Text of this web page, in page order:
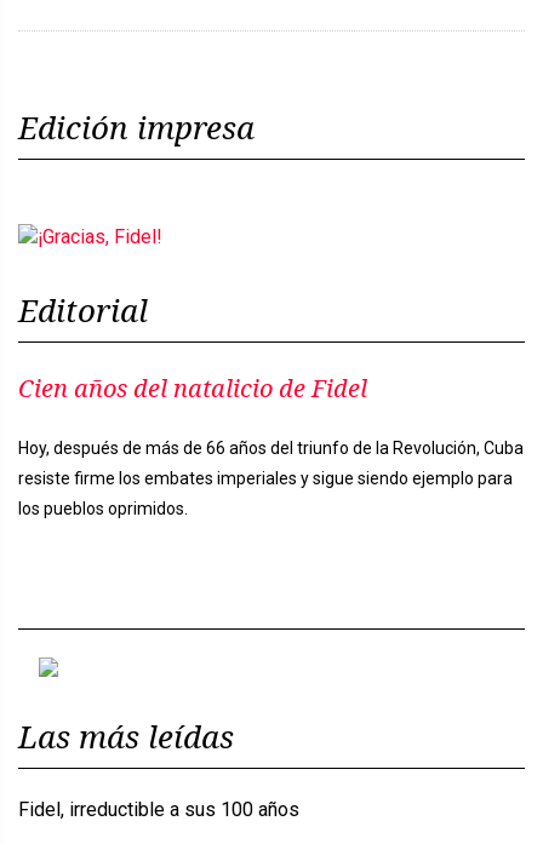
Edición impresa
Editorial
Cien años del natalicio de Fidel
Hoy, después de más de 66 años del triunfo de la Revolución, Cuba
resiste firme los embates imperiales y sigue siendo ejemplo para
los pueblos oprimidos.
Las más leídas
Fidel, irreductible a sus 100 años